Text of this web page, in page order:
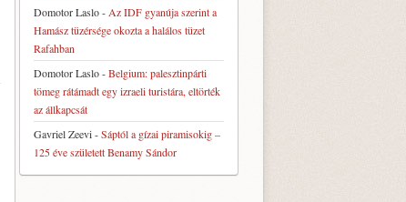
Domotor Laslo- Az IDF gyanúja szerint a
Hamász tüzérsége okozta a halálos tüzet
Rafahban
Domotor Laslo-Belgium: palesztinpárti
tömeg rátámadt egy izraeli turistára, eltörték
az állkapcsát
Gavriel Zeevi-Sáptól a gízai piramisokig –
125 éve született Benamy Sándor